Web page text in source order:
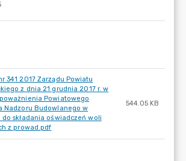
341 2017 Zarządu Powiatu
z dnia 21 grudnia 2017 r. w
Powiatowego
Nadzoru Budowlanego w
do składania oświadczeń woli
z prowad.pdf
544.05 KB